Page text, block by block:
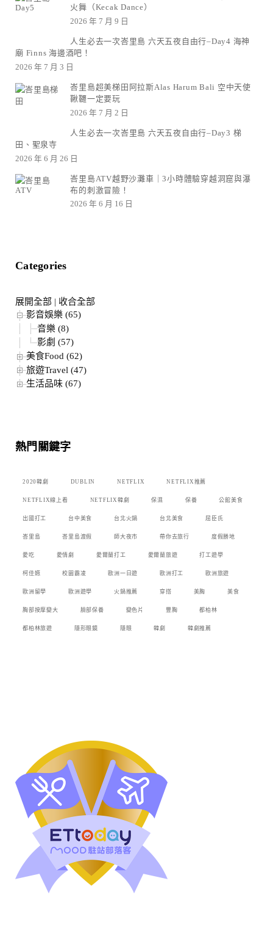
火舞（Kecak Dance）
2026 年 7 月 9 日
人生必去一次峇里島 六天五夜自由行–Day4 海神
廟 Finns 海邊酒吧！
2026 年 7 月 3 日
峇里島超美梯田阿拉斯Alas Harum Bali 空中天使
鞦韆一定要玩
2026 年 7 月 2 日
人生必去一次峇里島 六天五夜自由行–Day3 梯
田、聖泉寺
2026 年 6 月 26 日
峇里島ATV越野沙灘車｜3小時體驗穿越洞窟與瀑
布的刺激冒險！
2026 年 6 月 16 日
Categories
展開全部 | 收合全部
影音娛樂 (65)
音樂 (8)
影劇 (57)
美食Food (62)
旅遊Travel (47)
生活品味 (67)
熱門關鍵字
2020韓劇 DUBLIN NETFLIX NETFLIX推薦
NETFLIX線上看 NETFLIX韓劇 保濕 保養 公館美食
出國打工 台中美食 台北火鍋 台北美食 屈臣氏
峇里島 峇里島渡假 師大夜市 帶你去旅行 度假勝地
愛吃 愛情劇 愛爾蘭打工 愛爾蘭旅遊 打工遊學
柯佳嬿 校園霸凌 歐洲一日遊 歐洲打工 歐洲旅遊
歐洲留學 歐洲遊學 火鍋推薦 穿搭 美胸 美食
胸部按摩變大 臉部保養 變色片 豐胸 都柏林
都柏林旅遊 隱形眼鏡 隱眼 韓劇 韓劇推薦